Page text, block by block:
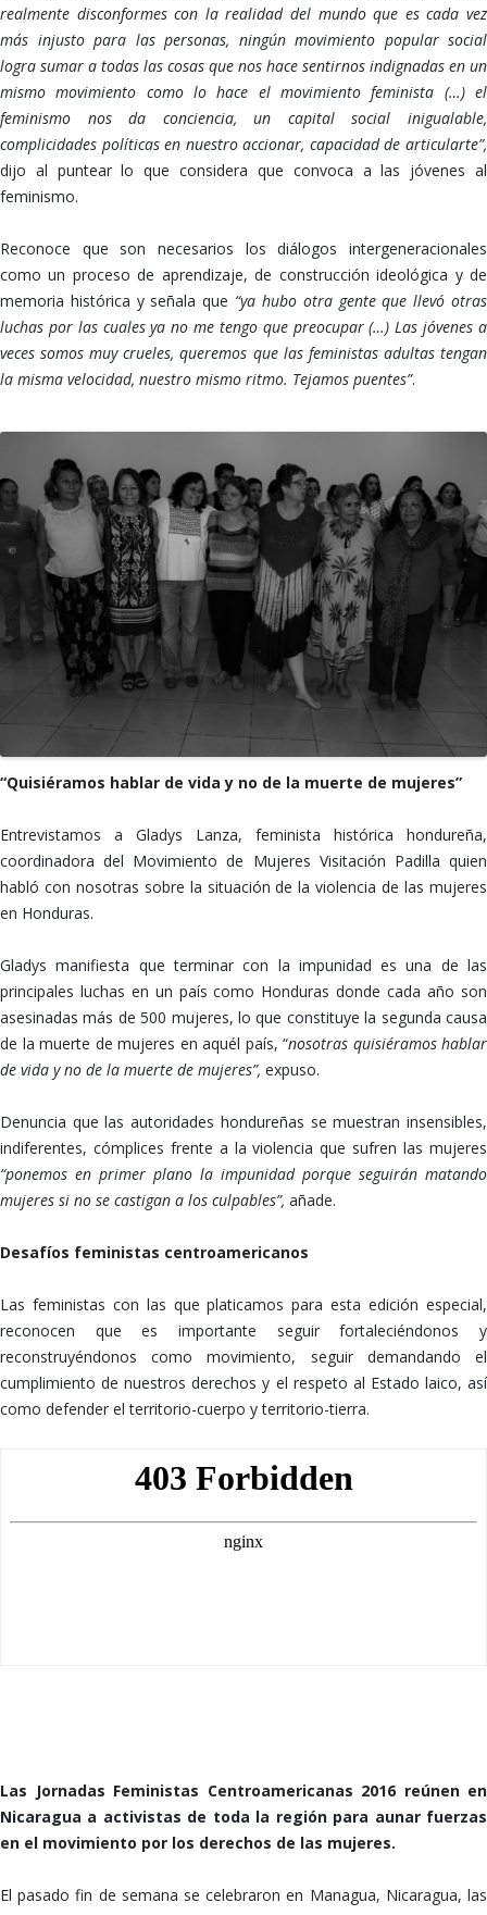
realmente disconformes con la realidad del mundo que es cada vez
más injusto para las personas, ningún movimiento popular social
logra sumar a todas las cosas que nos hace sentirnos indignadas en un
mismo movimiento como lo hace el movimiento feminista (…) el
feminismo nos da conciencia, un capital social inigualable,
complicidades políticas en nuestro accionar, capacidad de articularte”,
dijo al puntear lo que considera que convoca a las jóvenes al
feminismo.
Reconoce que son necesarios los diálogos intergeneracionales
como un proceso de aprendizaje, de construcción ideológica y de
memoria histórica y señala que “ya hubo otra gente que llevó otras
luchas por las cuales ya no me tengo que preocupar (…) Las jóvenes a
veces somos muy crueles, queremos que las feministas adultas tengan
la misma velocidad, nuestro mismo ritmo. Tejamos puentes”.
“Quisiéramos hablar de vida y no de la muerte de mujeres”
Entrevistamos a Gladys Lanza, feminista histórica hondureña,
coordinadora del Movimiento de Mujeres Visitación Padilla quien
habló con nosotras sobre la situación de la violencia de las mujeres
en Honduras.
Gladys manifiesta que terminar con la impunidad es una de las
principales luchas en un país como Honduras donde cada año son
asesinadas más de 500 mujeres, lo que constituye la segunda causa
de la muerte de mujeres en aquél país, “nosotras quisiéramos hablar
de vida y no de la muerte de mujeres”, expuso.
Denuncia que las autoridades hondureñas se muestran insensibles,
indiferentes, cómplices frente a la violencia que sufren las mujeres
“ponemos en primer plano la impunidad porque seguirán matando
mujeres si no se castigan a los culpables”, añade.
Desafíos feministas centroamericanos
Las feministas con las que platicamos para esta edición especial,
reconocen que es importante seguir fortaleciéndonos y
reconstruyéndonos como movimiento, seguir demandando el
cumplimiento de nuestros derechos y el respeto al Estado laico, así
como defender el territorio-cuerpo y territorio-tierra.
Las Jornadas Feministas Centroamericanas 2016 reúnen en
Nicaragua a activistas de toda la región para aunar fuerzas
en el movimiento por los derechos de las mujeres.
El pasado fin de semana se celebraron en Managua, Nicaragua, las